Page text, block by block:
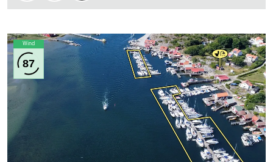
Wind
87